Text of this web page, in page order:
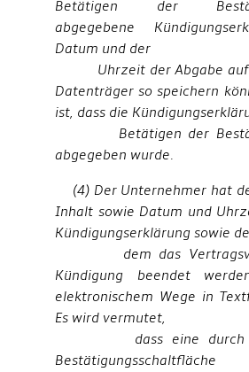
Betätigen der
abgegebene
Datum und der
Uhrzeit der Abgabe auf
Datenträger so speichern
ist, dass die
Betätigen der
abgegeben wurde.
(4) Der Unternehmer hat
Inhalt sowie Datum und
Kündigungserklärung sowie
dem das
Kündigung beendet
elektronischem Wege in
Es wird vermutet,
dass eine durch